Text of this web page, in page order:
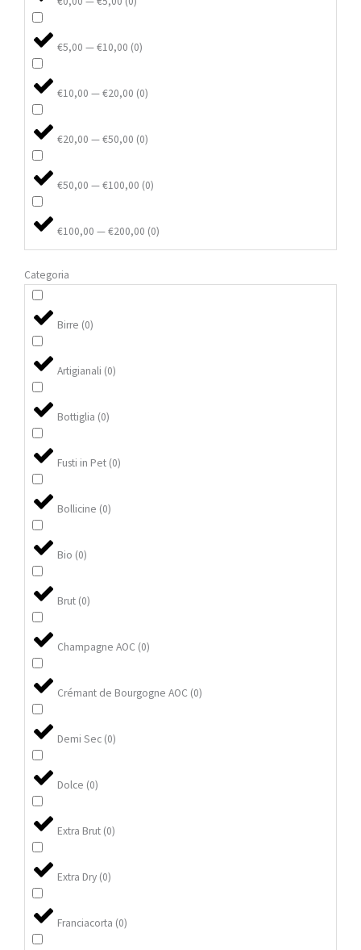
€5,00 — €10,00 (0)
€10,00 — €20,00 (0)
€20,00 — €50,00 (0)
€50,00 — €100,00 (0)
€100,00 — €200,00 (0)
Categoria
Birre (0)
Artigianali (0)
Bottiglia (0)
Fusti in Pet (0)
Bollicine (0)
Bio (0)
Brut (0)
Champagne AOC (0)
Crémant de Bourgogne AOC (0)
Demi Sec (0)
Dolce (0)
Extra Brut (0)
Extra Dry (0)
Franciacorta (0)